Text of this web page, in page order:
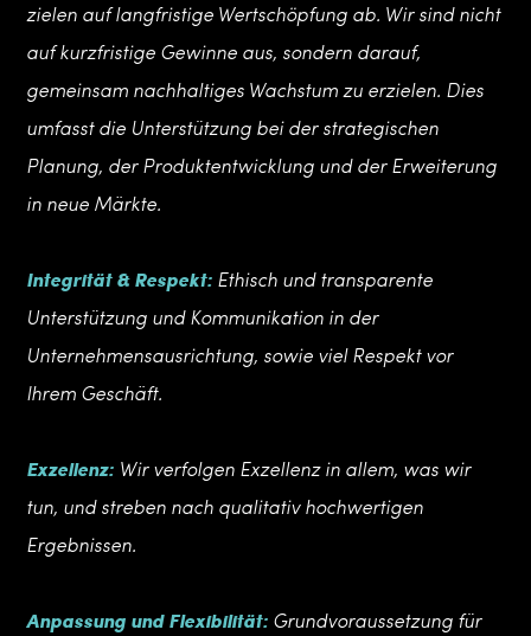
zielen auf langfristige Wertschöpfung ab. Wir sind nicht
auf kurzfristige Gewinne aus, sondern darauf,
gemeinsam nachhaltiges Wachstum zu erzielen. Dies
umfasst die Unterstützung bei der strategischen
Planung, der Produktentwicklung und der Erweiterung
in neue Märkte.
Integrität & Respekt: Ethisch und transparente
Unterstützung und Kommunikation in der
Unternehmensausrichtung, sowie viel Respekt vor
Ihrem Geschäft.
Exzellenz: Wir verfolgen Exzellenz in allem, was wir
tun, und streben nach qualitativ hochwertigen
Ergebnissen.
Anpassung und Flexibilität: Grundvoraussetzung für